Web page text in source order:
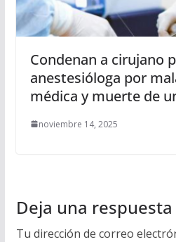
Condenan a cirujano
anestesióloga por
médica y muerte de
noviembre 14, 2025
Deja una respuesta
Tu dirección de correo